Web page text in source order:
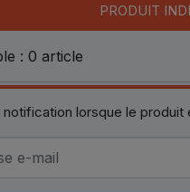
PRODUIT
: 0 article
notification lorsque le